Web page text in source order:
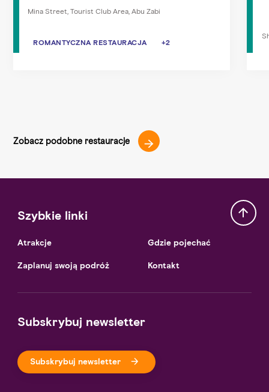
Mina Street, Tourist Club Area, Abu Zabi
ROMANTYCZNA RESTAURACJA
ROMANTYCZNA RESTAURACJA +2
Zobacz podobne restauracje
Szybkie linki
Atrakcje
Zaplanuj swoją podróż
Gdzie pojechać
Kontakt
Subskrybuj newsletter
Subskrybuj newsletter